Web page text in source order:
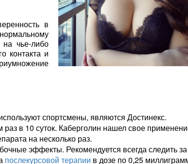
в
чье-либо
контакта и
спортсмены, являются Достинекс.
в 10 суток. Каберголин нашел свое
на несколько раз.
эффекты. Рекомендуется всегда следить за
послекурсовой терапии в дозе по 0,25